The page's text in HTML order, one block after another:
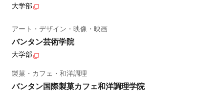
大学部
アート・デザイン・映像・映画
バンタン芸術学院
大学部
製菓・カフェ・和洋調理
バンタン国際製菓カフェ和洋調理学院